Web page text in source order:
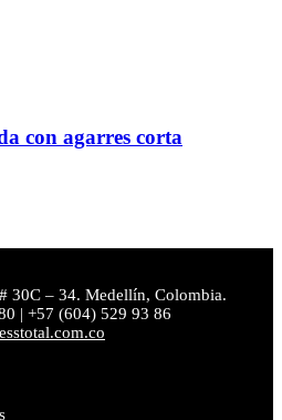
con agarres corta
30C – 34. Medellín, Colombia.
| +57 (604) 529 93 86